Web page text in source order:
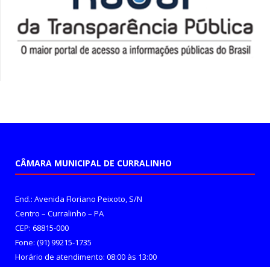
CÂMARA MUNICIPAL DE CURRALINHO
End.: Avenida Floriano Peixoto, S/N
Centro – Curralinho – PA
CEP: 68815-000
Fone: (91) 99215-1735
Horário de atendimento: 08:00 às 13:00